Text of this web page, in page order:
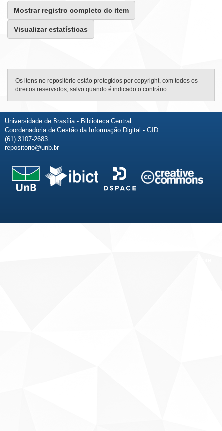
Mostrar registro completo do item
Visualizar estatísticas
Os itens no repositório estão protegidos por copyright, com todos os
direitos reservados, salvo quando é indicado o contrário.
Universidade de Brasília - Biblioteca Central
Coordenadoria de Gestão da Informação Digital - GID
(61) 3107-2683
repositorio@unb.br